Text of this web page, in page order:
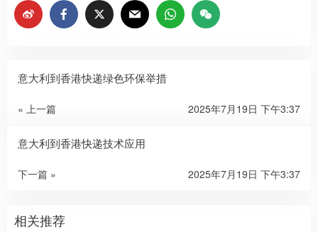
意大利到香港快递绿色环保举措
« 上一篇 2025年7月19日 下午3:37
意大利到香港快递技术应用
下一篇 » 2025年7月19日 下午3:37
相关推荐